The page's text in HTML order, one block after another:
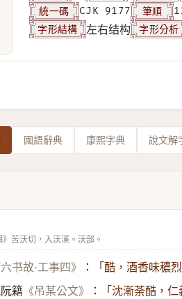
統一碼 CJK 9177 筆順
字形結構 左右结构 字形分析
國語辭典 康熙字典 說文解
》苦沃切，入沃溪。沃部。
六书故·工事四》 ： 「酷，酒香味穠烈
籍 《吊某公文》 ： 「沈漸荼酷，仁